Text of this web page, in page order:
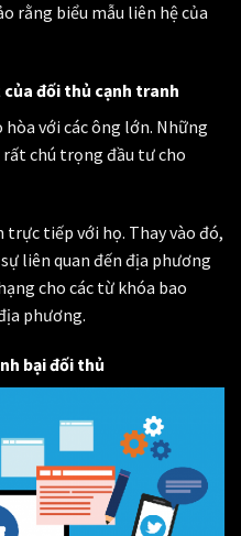
rằng biểu mẫu liên hệ của
đối thủ cạnh tranh
với các ông lớn. Những
chú trọng đầu tư cho
tiếp với họ. Thay vào đó,
liên quan đến địa phương
cho các từ khóa bao
phương.
bại đối thủ